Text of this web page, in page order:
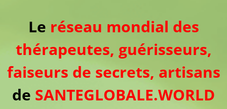
Le réseau mondial des
thérapeutes, guérisseurs,
faiseurs de secrets, artisans
de SANTEGLOBALE.WORLD